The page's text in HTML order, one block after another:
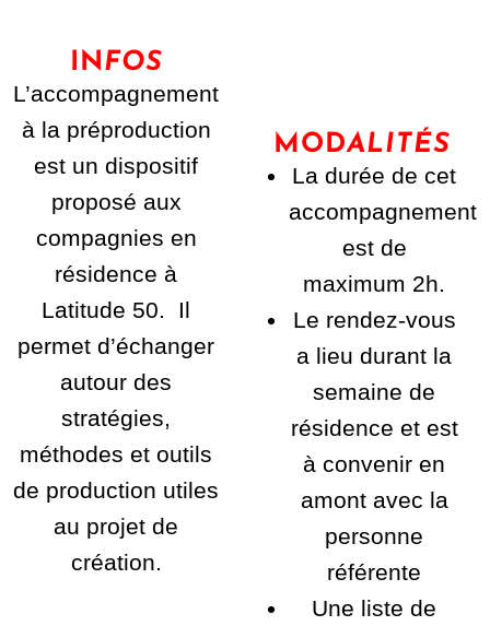
IN FOS
L’accompagnement
à la préproduction
est un dispositif
proposé aux
compagnies en
résidence à
Latitude 50. Il
permet d’échanger
autour des
stratégies,
méthodes et outils
de production utiles
au projet de
création.
MODALITÉS
La durée de cet
accompagnement
est de
maximum 2h.
Le rendez-vous
a lieu durant la
semaine de
résidence et est
à convenir en
amont avec la
personne
référente
Une liste de